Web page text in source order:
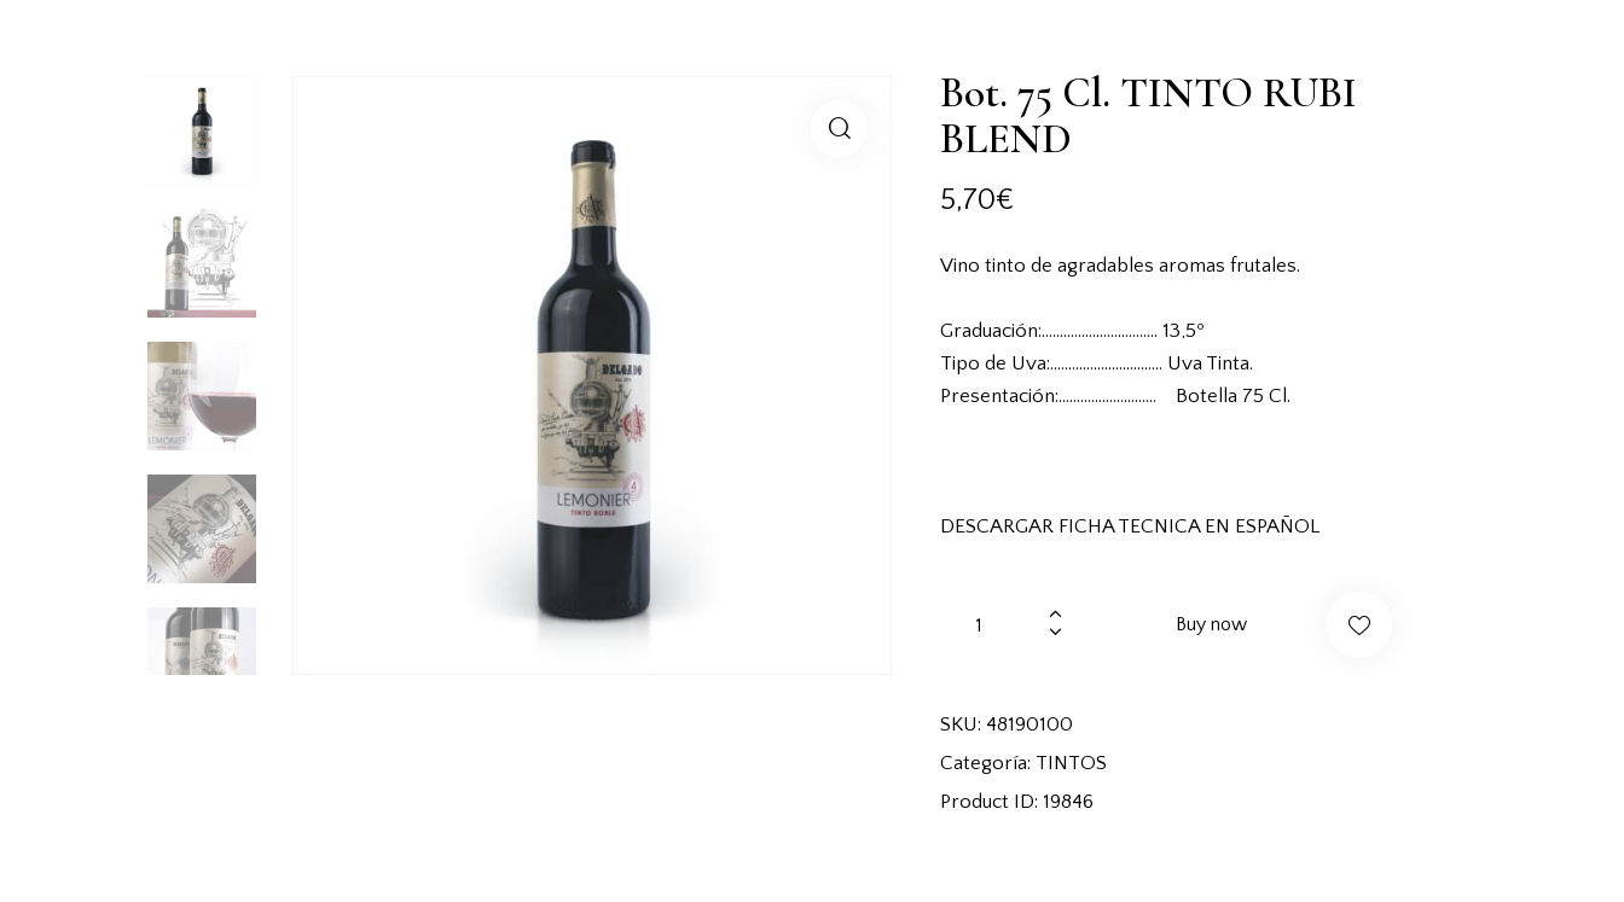
Bot. 75 Cl. TINTO RUBI
BLEND
5,70€
Vino tinto de agradables aromas frutales.
Graduación:………………………….. 13,5º
Tipo de Uva:…………………………. Uva Tinta.
Presentación:……………………… Botella 75 Cl.
DESCARGAR FICHA TECNICA EN ESPAÑOL
Buy now
SKU: 48190100
Categoría: TINTOS
Product ID: 19846